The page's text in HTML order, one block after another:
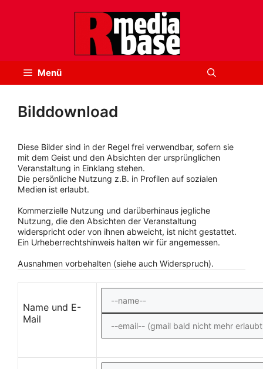
Menü
Bilddownload
Diese Bilder sind in der Regel frei verwendbar, sofern sie
mit dem Geist und den Absichten der ursprünglichen
Veranstaltung in Einklang stehen.
Die persönliche Nutzung z.B. in Profilen auf sozialen
Medien ist erlaubt.
Kommerzielle Nutzung und darüberhinaus jegliche
Nutzung, die den Absichten der Veranstaltung
widerspricht oder von ihnen abweicht, ist nicht gestattet.
Ein Urheberrechtshinweis halten wir für angemessen.
Ausnahmen vorbehalten (siehe auch Widerspruch).
Name und E-
Mail